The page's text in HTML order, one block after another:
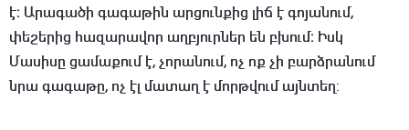
է։ Արագածի գագաթին արցունքից լիճ է գոյանում,
փեշերից հազարավոր աղբյուրներ են բխում։ Իսկ
Մասիսը ցամաքում է, չորանում, ոչ ոք չի բարձրանում
նրա գագաթը, ոչ էլ մատաղ է մորթվում այնտեղ: